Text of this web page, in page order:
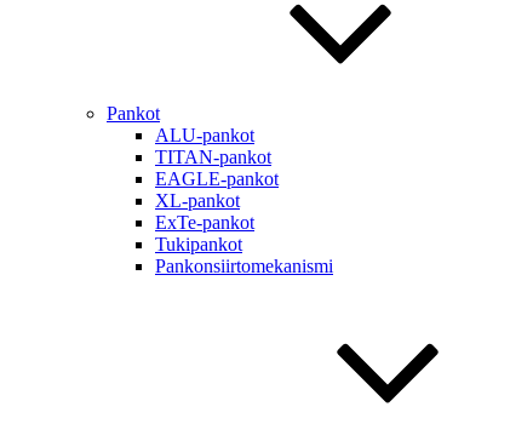
Pankot
ALU-pankot
TITAN-pankot
EAGLE-pankot
XL-pankot
ExTe-pankot
Tukipankot
Pankonsiirtomekanismi